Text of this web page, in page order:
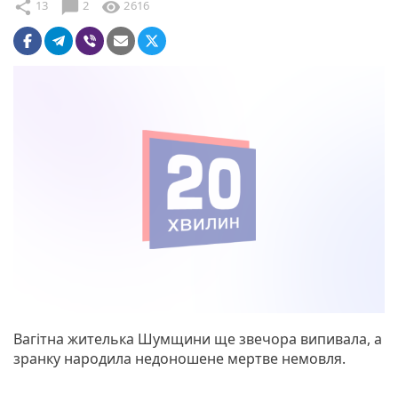
share 13 chat_bubble 2 visibility 2616
Вагітна жителька Шумщини ще звечора випивала, а
зранку народила недоношене мертве немовля.